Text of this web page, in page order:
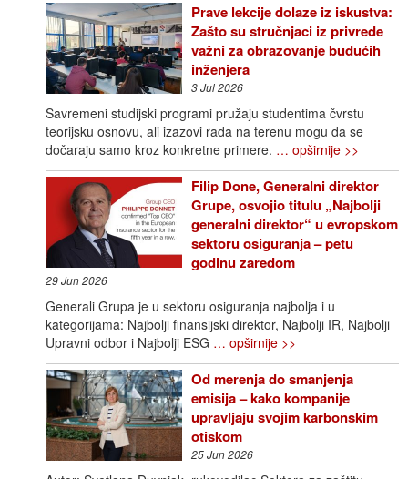
Prave lekcije dolaze iz iskustva:
Zašto su stručnjaci iz privrede
važni za obrazovanje budućih
inženjera
3 Jul 2026
Savremeni studijski programi pružaju studentima čvrstu
teorijsku osnovu, ali izazovi rada na terenu mogu da se
dočaraju samo kroz konkretne primere. … opširnije >>
Filip Done, Generalni direktor
Grupe, osvojio titulu „Najbolji
generalni direktor“ u evropskom
sektoru osiguranja – petu
godinu zaredom
29 Jun 2026
Generali Grupa je u sektoru osiguranja najbolja i u
kategorijama: Najbolji finansijski direktor, Najbolji IR, Najbolji
Upravni odbor i Najbolji ESG … opširnije >>
Od merenja do smanjenja
emisija – kako kompanije
upravljaju svojim karbonskim
otiskom
25 Jun 2026